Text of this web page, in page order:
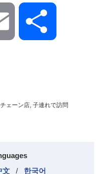
Email
チェーン店 子連れで訪問
文 / 한국어